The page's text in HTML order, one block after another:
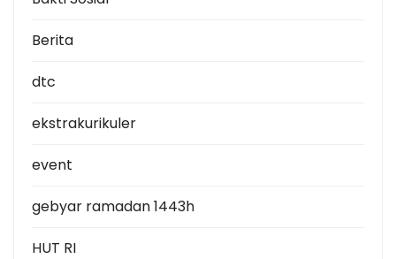
Berita
dtc
ekstrakurikuler
event
gebyar ramadan 1443h
HUT RI